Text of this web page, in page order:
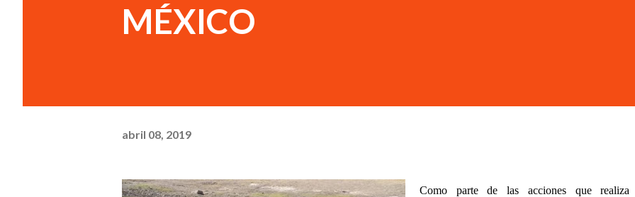
MÉXICO
abril 08, 2019
Como parte de las acciones que realiza